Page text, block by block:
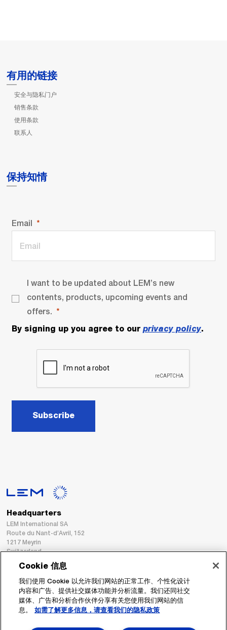
有用的链接
安全与隐私门户
销售条款
使用条款
联系人
保持知情
Email
I want to be updated about LEM’s new
contents, products, upcoming events and
offers.
By signing up you agree to our privacy policy.
Subscribe
Headquarters
LEM International SA
Route du Nant-d’Avril, 152
1217 Meyrin
Switzerland
Fax : +41 22 794 94 78
Cookie 信息
我们使用 Cookie 以允许我们网站的正常工作、个性化设计
内容和广告、提供社交媒体功能并分析流量。我们还同社交
媒体、广告和分析合作伙伴分享有关您使用我们网站的信
息。
如需了解更多信息，请查看我们的隐私政策